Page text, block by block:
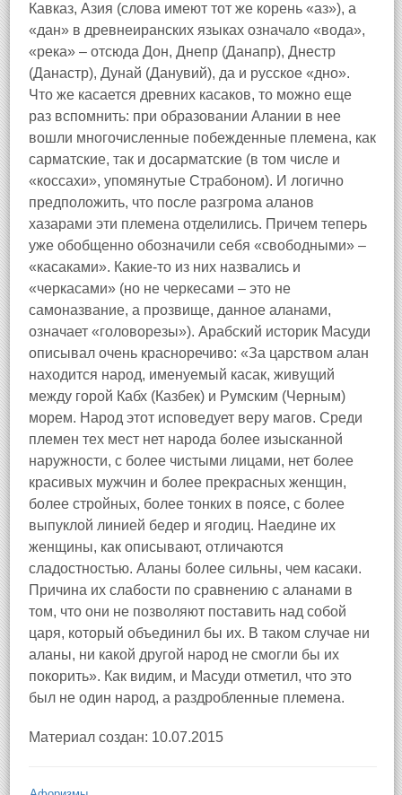
Кавказ, Азия (слова имеют тот же корень «аз»), а
«дан» в древнеиранских языках означало «вода»,
«река» – отсюда Дон, Днепр (Данапр), Днестр
(Данастр), Дунай (Данувий), да и русское «дно».
Что же касается древних касаков, то можно еще
раз вспомнить: при образовании Алании в нее
вошли многочисленные побежденные племена, как
сарматские, так и досарматские (в том числе и
«коссахи», упомянутые Страбоном). И логично
предположить, что после разгрома аланов
хазарами эти племена отделились. Причем теперь
уже обобщенно обозначили себя «свободными» –
«касаками». Какие-то из них назвались и
«черкасами» (но не черкесами – это не
самоназвание, а прозвище, данное аланами,
означает «головорезы»). Арабский историк Масуди
описывал очень красноречиво: «За царством алан
находится народ, именуемый касак, живущий
между горой Кабх (Казбек) и Румским (Черным)
морем. Народ этот исповедует веру магов. Среди
племен тех мест нет народа более изысканной
наружности, с более чистыми лицами, нет более
красивых мужчин и более прекрасных женщин,
более стройных, более тонких в поясе, с более
выпуклой линией бедер и ягодиц. Наедине их
женщины, как описывают, отличаются
сладостностью. Аланы более сильны, чем касаки.
Причина их слабости по сравнению с аланами в
том, что они не позволяют поставить над собой
царя, который объединил бы их. В таком случае ни
аланы, ни какой другой народ не смогли бы их
покорить». Как видим, и Масуди отметил, что это
был не один народ, а раздробленные племена.
Материал создан: 10.07.2015